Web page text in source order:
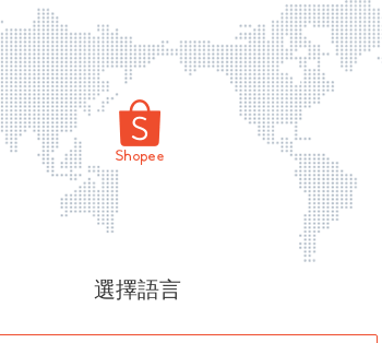
頁面無法顯示
選擇語言